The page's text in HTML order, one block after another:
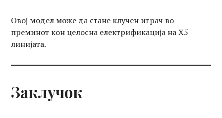
Овој модел може да стане клучен играч во
преминот кон целосна електрификација на X5
линијата.
Заклучок